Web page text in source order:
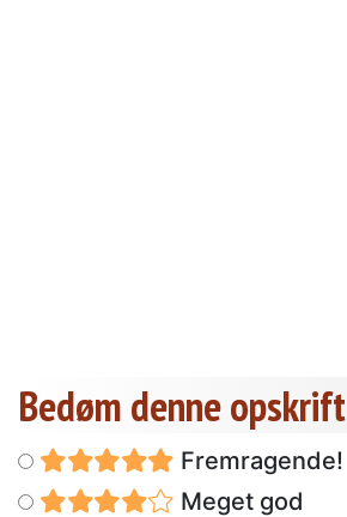
Bedøm denne opskrift
Fremragende!
Meget god